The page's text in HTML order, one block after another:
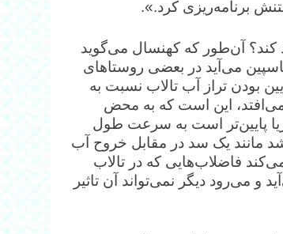
برنامه‌ریزی کرد.».
کند؟ آن‌طور که کهنسال می‌گوید
می‌آید در بعضی روستا‌های
بودن تراز آب تالاب نسبت به
می‌افتد، این است که به محض
پایین‌تر است به سرعت طول
مانند یک سد در مقابل خروح آب
فاضلاب‌هایی که در تالاب
می‌رود دیگر نمی‌تواند آن تاثیر